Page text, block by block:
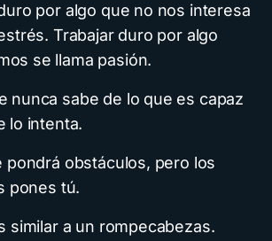
por algo que no nos interesa
Trabajar duro por algo
se llama pasión.
nunca sabe de lo que es capaz
lo intenta.
pondrá obstáculos, pero los
pones tú.
similar a un rompecabezas.